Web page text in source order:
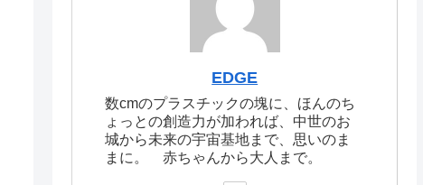
EDGE
数cmのプラスチックの塊に、ほんのち
ょっとの創造力が加われば、中世のお
城から未来の宇宙基地まで、思いのま
まに。 赤ちゃんから大人まで。